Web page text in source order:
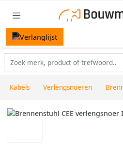
Kabels Verlengsnoeren